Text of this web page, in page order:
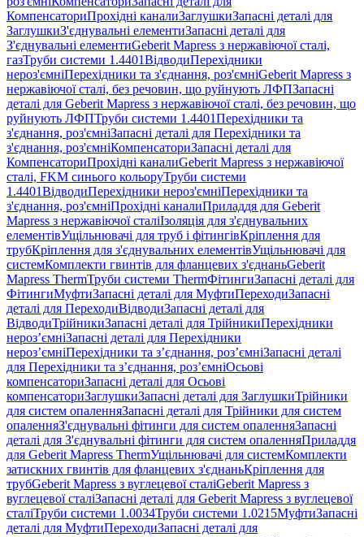
КомпенсаториПрохідні каналиЗаглушкиЗапасні деталі для
ЗаглушкиЗ'єднувальні елементиЗапасні деталі для
З'єднувальні елементиGeberit Mapress з нержавіючої сталі,
газТруби системи 1.4401ВідводиПерехідники
нероз'ємніПерехідники та з'єднання, роз'ємніGeberit Mapress з
нержавіючої сталі, без речовин, що руйнують ЛФПЗапасні
деталі для Geberit Mapress з нержавіючої сталі, без речовин, що
руйнують ЛФПТруби системи 1.4401Перехідники та
з'єднання, роз'ємніЗапасні деталі для Перехідники та
з'єднання, роз'ємніКомпенсаториЗапасні деталі для
КомпенсаториПрохідні каналиGeberit Mapress з нержавіючої
сталі, FKM синього кольоруТруби системи
1.4401ВідводиПерехідники нероз'ємніПерехідники та
з'єднання, роз'ємніПрохідні каналиПриладдя для Geberit
Mapress з нержавіючої сталіІзоляція для з'єднувальних
елементівУщільнювачі для труб і фітингівКріплення для
трубКріплення для з'єднувальних елементівУщільнювачі для
системКомплекти гвинтів для фланцевих з'єднаньGeberit
Mapress ThermТруби системи ThermФітингиЗапасні деталі для
ФітингиМуфтиЗапасні деталі для МуфтиПереходиЗапасні
деталі для ПереходиВідводиЗапасні деталі для
ВідводиТрійникиЗапасні деталі для ТрійникиПерехідники
нероз’ємніЗапасні деталі для Перехідники
нероз’ємніПерехідники та з’єднання, роз’ємніЗапасні деталі
для Перехідники та з’єднання, роз’ємніОсьові
компенсаториЗапасні деталі для Осьові
компенсаториЗаглушкиЗапасні деталі для ЗаглушкиТрійники
для систем опаленняЗапасні деталі для Трійники для систем
опаленняЗ'єднувальні фітинги для систем опаленняЗапасні
деталі для З'єднувальні фітинги для систем опаленняПриладдя
для Geberit Mapress ThermУщільнювачі для системКомплекти
затискних гвинтів для фланцевих з'єднаньКріплення для
трубGeberit Mapress з вуглецевої сталіGeberit Mapress з
вуглецевої сталіЗапасні деталі для Geberit Mapress з вуглецевої
сталіТруби системи 1.0034Труби системи 1.0215МуфтиЗапасні
деталі для МуфтиПереходиЗапасні деталі для